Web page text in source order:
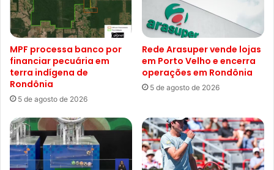
MPF processa banco por
financiar pecuária em
terra indígena de
Rondônia
5 de agosto de 2026
Rede Arasuper vende lojas
em Porto Velho e encerra
operações em Rondônia
5 de agosto de 2026